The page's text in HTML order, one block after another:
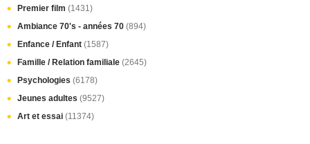
Premier film (1431)
Ambiance 70's - années 70 (894)
Enfance / Enfant (1587)
Famille / Relation familiale (2645)
Psychologies (6178)
Jeunes adultes (9527)
Art et essai (11374)